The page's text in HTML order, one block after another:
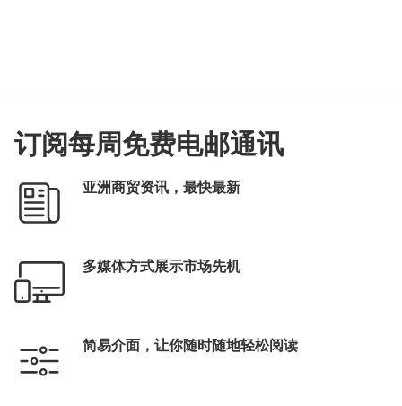
订阅每周免费电邮通讯
亚洲商贸资讯，最快最新
多媒体方式展示市场先机
简易介面，让你随时随地轻松阅读